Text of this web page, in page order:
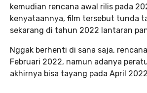
kemudian rencana awal rilis pada
kenyataannya, film tersebut tunda
sekarang di tahun 2022 lantaran
Nggak berhenti di sana saja,
Februari 2022, namun adanya
akhirnya bisa tayang pada April